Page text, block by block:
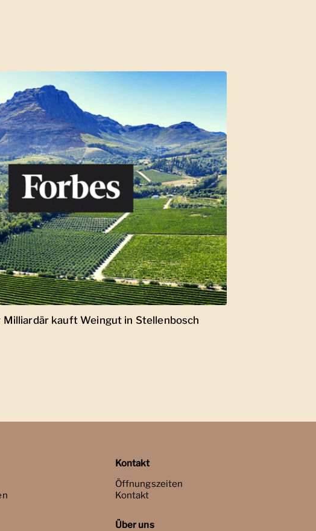
kauft Weingut in Stellenbosch
Kontakt
Öffnungszeiten
Kontakt
Über uns